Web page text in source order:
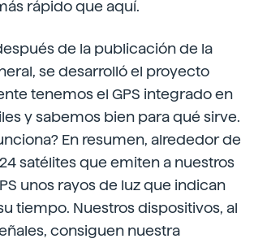
rápido que aquí.
de la publicación de la
se desarrolló el proyecto
tenemos el GPS integrado en
y sabemos bien para qué sirve.
En resumen, alrededor de
satélites que emiten a nuestros
unos rayos de luz que indican
tiempo. Nuestros dispositivos, al
consiguen nuestra